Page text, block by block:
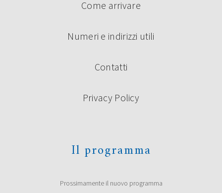
Come arrivare
Numeri e indirizzi utili
Contatti
Privacy Policy
Il programma
Prossimamente il nuovo programma